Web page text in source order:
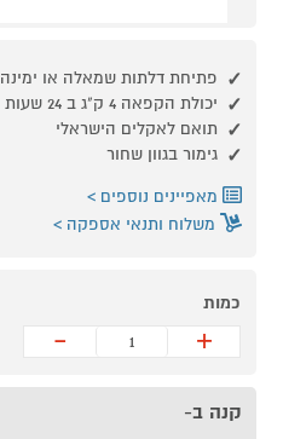
פתיחת דלתות שמאלה או ימינה
יכולת הקפאה 4 ק"ג ב 24 שעות
תואם לאקלים הישראלי
גימור בגוון שחור
מאפיינים נוספים
משלוח ותנאי אספקה
כמות
+
-
קנה ב-